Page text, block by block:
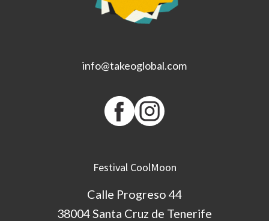
info@takeoglobal.com
Festival CoolMoon
Calle Progreso 44
38004 Santa Cruz de Tenerife